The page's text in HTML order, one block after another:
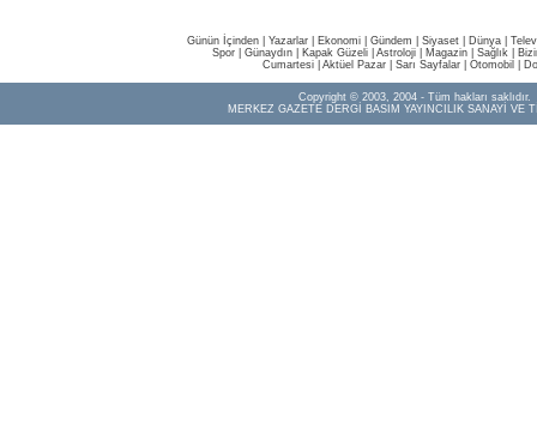
Günün İçinden Yazarlar Ekonomi Gündem Siyaset Dünya |
Spor
Günaydın Kapak Güzeli Astroloji Magazin Sağlık
Cumartesi| Aktüel Pazar| Sarı Sayfalar| Otomobil
Copyright © 2003, 2004 - Tüm hakları saklıdır.
MERKEZ GAZETE DERGİ BASIM YAYINCILIK SANAYİ VE